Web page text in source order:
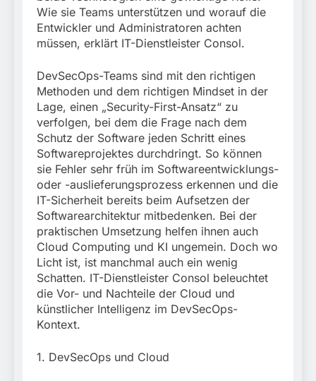
Beinahekollision an
Bahnübergang in Aubing
/ Bundespolizei ermittelt
Eingriffs in den
Bahnverkehr
5. August 2026
Wie sie Teams unterstützen und worauf die
Entwickler und Administratoren achten
müssen, erklärt IT-Dienstleister Consol.
DevSecOps-Teams sind mit den richtigen
Methoden und dem richtigen Mindset in der
Lage, einen „Security-First-Ansatz“ zu
verfolgen, bei dem die Frage nach dem
Schutz der Software jeden Schritt eines
Softwareprojektes durchdringt. So können
sie Fehler sehr früh im Softwareentwicklungs-
oder -auslieferungsprozess erkennen und die
IT-Sicherheit bereits beim Aufsetzen der
Softwarearchitektur mitbedenken. Bei der
praktischen Umsetzung helfen ihnen auch
Cloud Computing und KI ungemein. Doch wo
Licht ist, ist manchmal auch ein wenig
Schatten. IT-Dienstleister Consol beleuchtet
die Vor- und Nachteile der Cloud und
künstlicher Intelligenz im DevSecOps-
Kontext.
1. DevSecOps und Cloud